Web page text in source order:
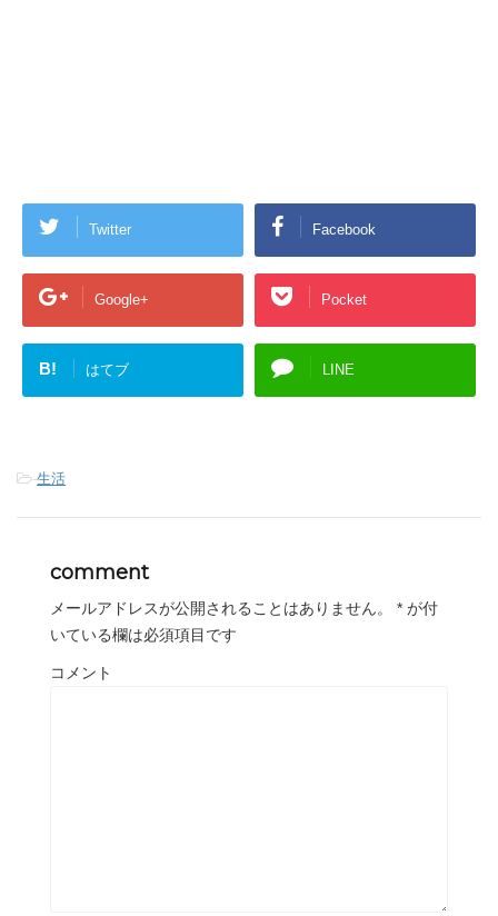
Twitter Facebook
Google+ Pocket
B! はてブ LINE
-生活
comment
メールアドレスが公開されることはありません。 * が付
いている欄は必須項目です
コメント